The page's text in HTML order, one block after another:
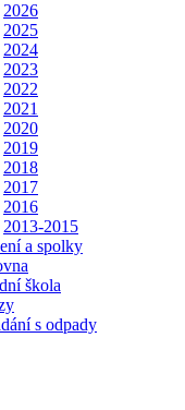
2026
2025
2024
2023
2022
2021
2020
2019
2018
2017
2016
2013-2015
a spolky
škola
s odpady